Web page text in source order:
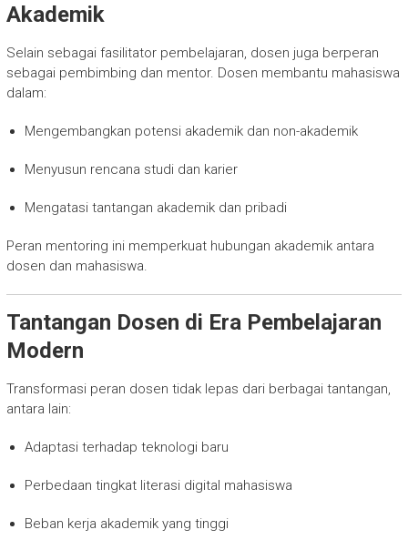
Akademik
Selain sebagai fasilitator pembelajaran, dosen juga berperan
sebagai pembimbing dan mentor. Dosen membantu mahasiswa
dalam:
Mengembangkan potensi akademik dan non-akademik
Menyusun rencana studi dan karier
Mengatasi tantangan akademik dan pribadi
Peran mentoring ini memperkuat hubungan akademik antara
dosen dan mahasiswa.
Tantangan Dosen di Era Pembelajaran
Modern
Transformasi peran dosen tidak lepas dari berbagai tantangan,
antara lain:
Adaptasi terhadap teknologi baru
Perbedaan tingkat literasi digital mahasiswa
Beban kerja akademik yang tinggi